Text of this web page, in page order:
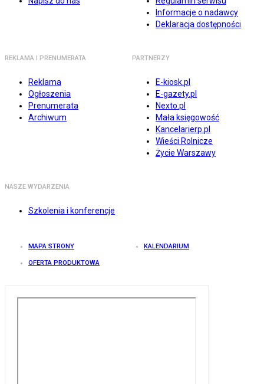
Informacje o nadawcy
Deklaracja dostępności
REKLAMA I PRENUMERATA
Reklama
Ogłoszenia
Prenumerata
Archiwum
PARTNERZY
E-kiosk.pl
E-gazety.pl
Nexto.pl
Mała księgowość
Kancelarierp.pl
Wieści Rolnicze
Życie Warszawy
NASZE WYDARZENIA
Szkolenia i konferencje
MAPA STRONY KALENDARIUM
OFERTA PRODUKTOWA